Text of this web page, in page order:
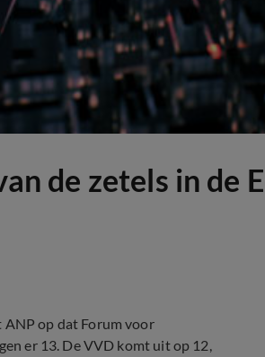
de zetels in de
ANP op dat Forum voor
er 13. De VVD komt uit op 12,